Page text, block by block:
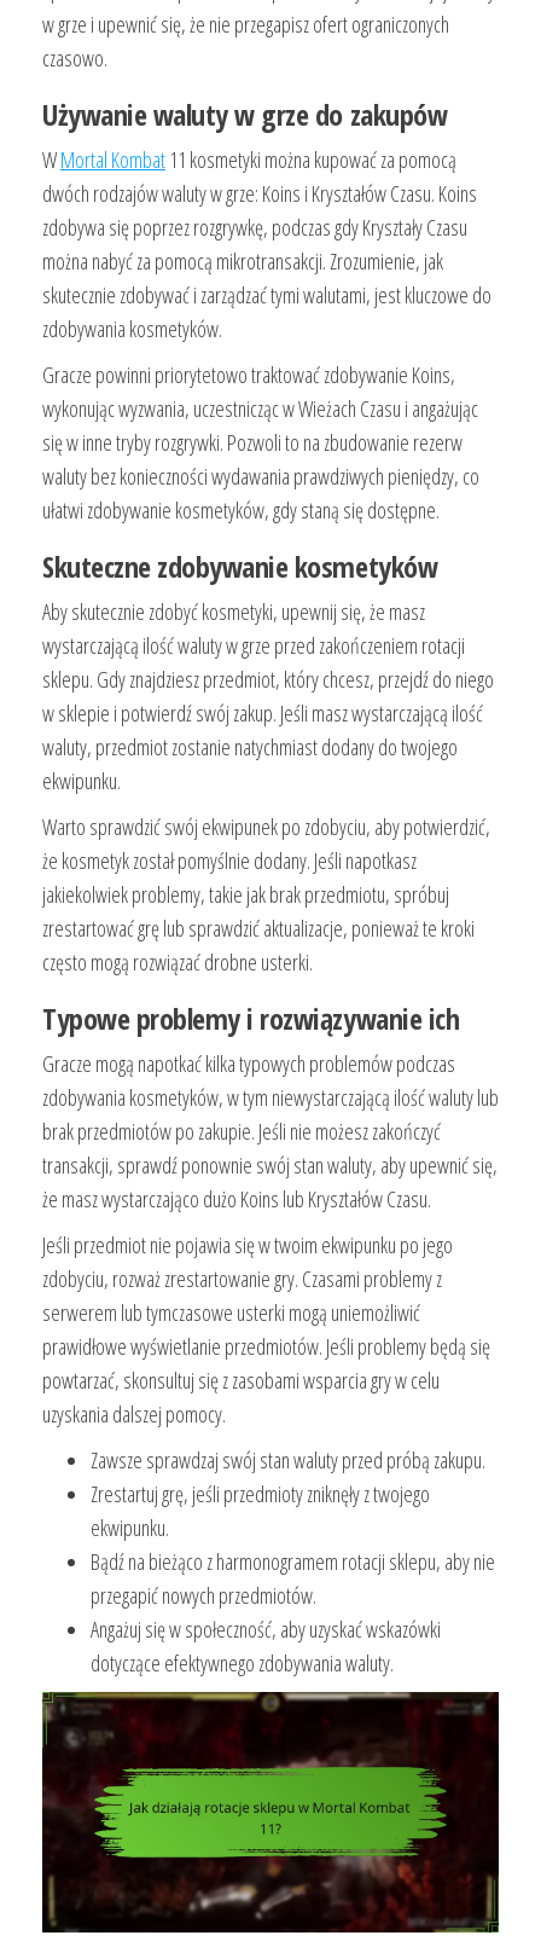
w grze i upewnić się, że nie przegapisz ofert ograniczonych
czasowo.
Używanie waluty w grze do zakupów
WMortal Kombat 11 kosmetyki można kupować za pomocą
dwóch rodzajów waluty w grze: Koins i Kryształów Czasu. Koins
zdobywa się poprzez rozgrywkę, podczas gdy Kryształy Czasu
można nabyć za pomocą mikrotransakcji. Zrozumienie, jak
skutecznie zdobywać i zarządzać tymi walutami, jest kluczowe do
zdobywania kosmetyków.
Gracze powinni priorytetowo traktować zdobywanie Koins,
wykonując wyzwania, uczestnicząc w Wieżach Czasu i angażując
się w inne tryby rozgrywki. Pozwoli to na zbudowanie rezerw
waluty bez konieczności wydawania prawdziwych pieniędzy, co
ułatwi zdobywanie kosmetyków, gdy staną się dostępne.
Skuteczne zdobywanie kosmetyków
Aby skutecznie zdobyć kosmetyki, upewnij się, że masz
wystarczającą ilość waluty w grze przed zakończeniem rotacji
sklepu. Gdy znajdziesz przedmiot, który chcesz, przejdź do niego
w sklepie i potwierdź swój zakup. Jeśli masz wystarczającą ilość
waluty, przedmiot zostanie natychmiast dodany do twojego
ekwipunku.
Warto sprawdzić swój ekwipunek po zdobyciu, aby potwierdzić,
że kosmetyk został pomyślnie dodany. Jeśli napotkasz
jakiekolwiek problemy, takie jak brak przedmiotu, spróbuj
zrestartować grę lub sprawdzić aktualizacje, ponieważ te kroki
często mogą rozwiązać drobne usterki.
Typowe problemy i rozwiązywanie ich
Gracze mogą napotkać kilka typowych problemów podczas
zdobywania kosmetyków, w tym niewystarczającą ilość waluty lub
brak przedmiotów po zakupie. Jeśli nie możesz zakończyć
transakcji, sprawdź ponownie swój stan waluty, aby upewnić się,
że masz wystarczająco dużo Koins lub Kryształów Czasu.
Jeśli przedmiot nie pojawia się w twoim ekwipunku po jego
zdobyciu, rozważ zrestartowanie gry. Czasami problemy z
serwerem lub tymczasowe usterki mogą uniemożliwić
prawidłowe wyświetlanie przedmiotów. Jeśli problemy będą się
powtarzać, skonsultuj się z zasobami wsparcia gry w celu
uzyskania dalszej pomocy.
Zawsze sprawdzaj swój stan waluty przed próbą zakupu.
Zrestartuj grę, jeśli przedmioty zniknęły z twojego
ekwipunku.
Bądź na bieżąco z harmonogramem rotacji sklepu, aby nie
przegapić nowych przedmiotów.
Angażuj się w społeczność, aby uzyskać wskazówki
dotyczące efektywnego zdobywania waluty.